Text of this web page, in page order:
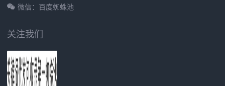
微信：百度蜘蛛池
关注我们